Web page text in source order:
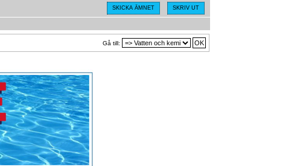
SKICKA ÄMNET SKRIV UT
Gå till: